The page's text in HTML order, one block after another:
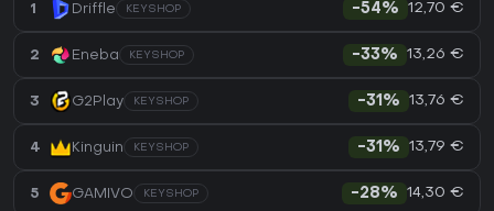
1 Driffle KEYSHOP -54% 12,70 €
2 Eneba KEYSHOP -33% 13,26 €
3 G2Play KEYSHOP -31% 13,76 €
4 Kinguin KEYSHOP -31% 13,79 €
5 GAMIVO KEYSHOP -28% 14,30 €